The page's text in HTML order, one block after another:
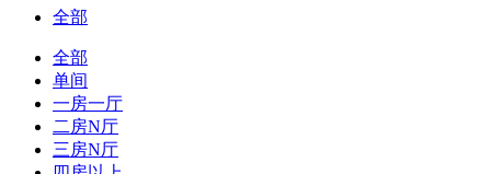
全部
全部
单间
一房一厅
二房N厅
三房N厅